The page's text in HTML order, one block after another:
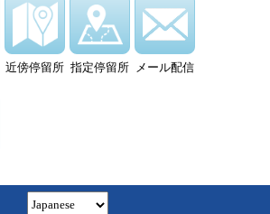
近傍停留所 指定停留所 メール配信